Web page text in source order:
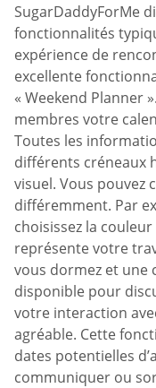
SugarDaddyForMe
fonctionnalités
expérience de
excellente
« Weekend Planner
membres votre
Toutes les
différents créneaux
visuel. Vous pouvez
différemment. Par
choisissez la
représente votre
vous dormez et une
disponible pour
votre interaction
agréable. Cette
dates potentielles
communiquer ou